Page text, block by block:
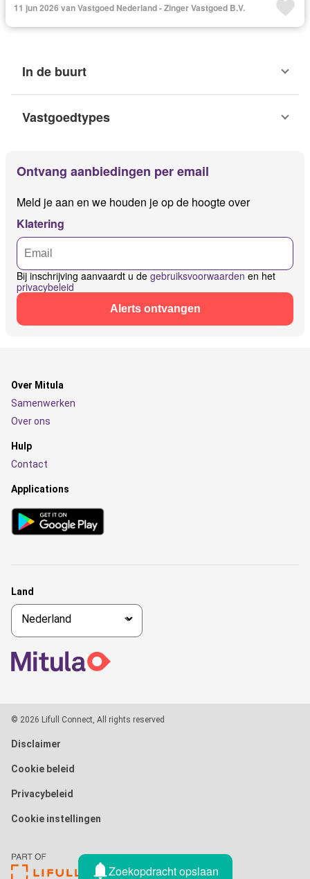
11 jun 2026 van Vastgoed Nederland - Zinger Vastgoed B.V.
In de buurt
Vastgoedtypes
Ontvang aanbiedingen per email
Meld je aan en we houden je op de hoogte over
Klatering
Bij inschrijving aanvaardt u de gebruiksvoorwaarden en het
privacybeleid
Alerts ontvangen
Zoekopdracht opslaan
Over Mitula
Samenwerken
Over ons
Hulp
Contact
Applications
Land
© 2026 Lifull Connect, All rights reserved
Disclaimer
Cookie beleid
Privacybeleid
Cookie instellingen